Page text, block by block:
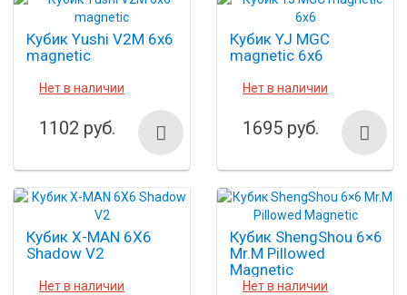
Кубик Yushi V2M 6х6
magnetic
Нет в наличии
1102 руб.
Кубик YJ MGC
magnetic 6x6
Нет в наличии
1695 руб.
Кубик X-MAN 6X6
Shadow V2
Нет в наличии
Кубик ShengShou 6×6
Mr.M Pillowed
Magnetic
Нет в наличии